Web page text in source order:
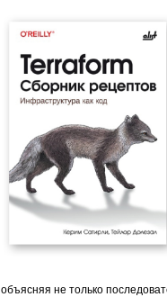
объясняя не только